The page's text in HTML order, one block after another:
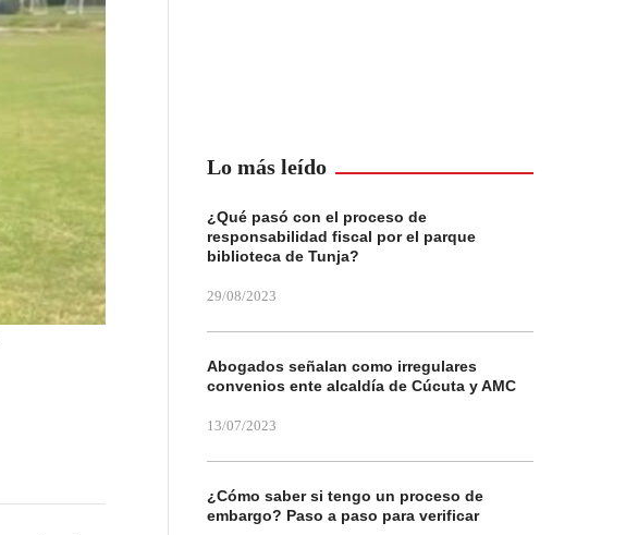
Lo más leído
¿Qué pasó con el proceso de
responsabilidad fiscal por el parque
biblioteca de Tunja?
29/08/2023
Abogados señalan como irregulares
convenios ente alcaldía de Cúcuta y AMC
13/07/2023
¿Cómo saber si tengo un proceso de
embargo? Paso a paso para verificar